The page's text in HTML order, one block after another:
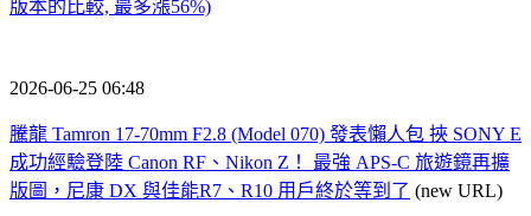
版本的比較, 最多漲56%)
2026-06-25 06:48
騰龍 Tamron 17-70mm F2.8 (Model 070) 發表懶人包 挾 SONY E
成功經驗登陸 Canon RF、Nikon Z！ 最強 APS-C 旅遊鏡再擴
版圖，尼康 DX 與佳能R7、R10 用戶終於等到了 (new URL)